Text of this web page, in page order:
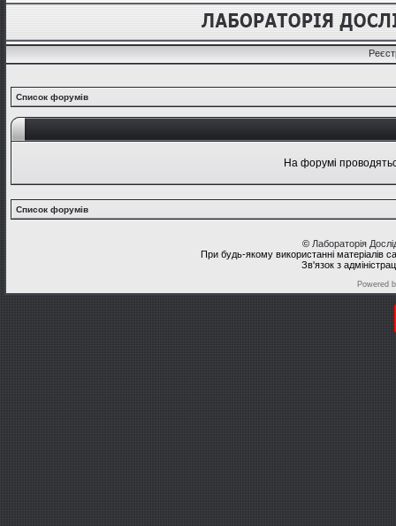
Список форумів
На форумі
Список форумів
© Лабораторія
При будь-якому використанні матеріалів
Зв'язок з
Powered